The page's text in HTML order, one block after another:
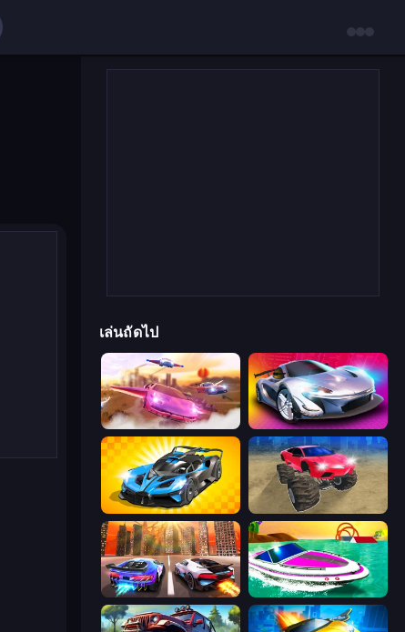
เล่นถัดไป
Ultimate Flying Car Grand Cyber City
GT Cars Mega Ramps
Night City Racing Jet Boat Racing